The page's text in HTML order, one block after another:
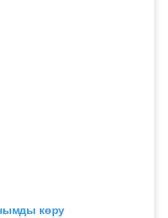
көру